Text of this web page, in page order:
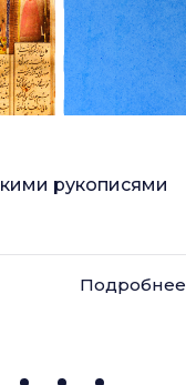
рукописями
Подробнее